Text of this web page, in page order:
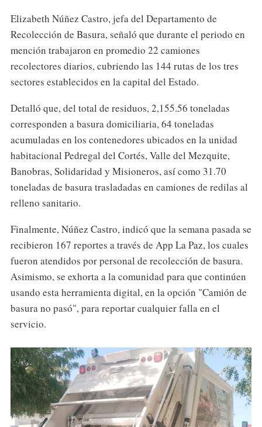
Elizabeth Núñez Castro, jefa del Departamento de
Recolección de Basura, señaló que durante el periodo en
mención trabajaron en promedio 22 camiones
recolectores diarios, cubriendo las 144 rutas de los tres
sectores establecidos en la capital del Estado.
Detalló que, del total de residuos, 2,155.56 toneladas
corresponden a basura domiciliaria, 64 toneladas
acumuladas en los contenedores ubicados en la unidad
habitacional Pedregal del Cortés, Valle del Mezquite,
Banobras, Solidaridad y Misioneros, así como 31.70
toneladas de basura trasladadas en camiones de redilas al
relleno sanitario.
Finalmente, Núñez Castro, indicó que la semana pasada se
recibieron 167 reportes a través de App La Paz, los cuales
fueron atendidos por personal de recolección de basura.
Asimismo, se exhorta a la comunidad para que continúen
usando esta herramienta digital, en la opción "Camión de
basura no pasó", para reportar cualquier falla en el
servicio.